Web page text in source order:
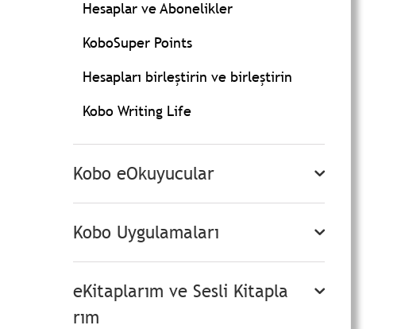
Hesaplar ve Abonelikler
KoboSuper Points
Hesapları birleştirin ve birleştirin
Kobo Writing Life
Kobo eOkuyucular
Kobo Uygulamaları
eKitaplarım ve Sesli Kitapla
rım